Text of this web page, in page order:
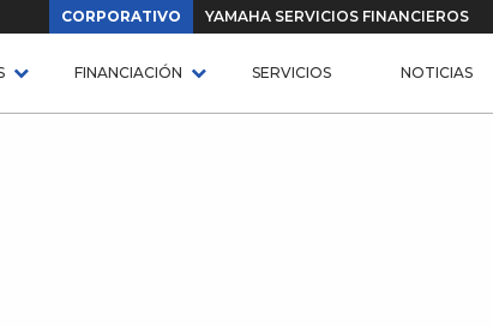
CORPORATIVO YAMAHA SERVICIOS FINANCIEROS
FINANCIACIÓN SERVICIOS NOTICIAS